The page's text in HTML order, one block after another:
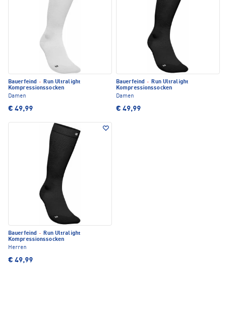
Bauerfeind · Run Ultralight
Kompressionssocken
Damen
€ 49,99
Bauerfeind · Run Ultralight
Kompressionssocken
Damen
€ 49,99
Bauerfeind · Run Ultralight
Kompressionssocken
Herren
€ 49,99